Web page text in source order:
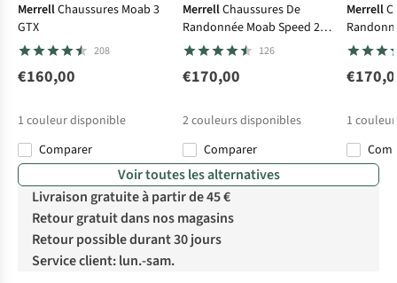
MerrellChaussures Moab 3
GTX
208
€160,00
1 couleur disponible
Comparer
MerrellChaussures De
Randonnée Moab Speed 2
GTX
126
€170,00
2couleurs disponibles
Comparer
Merrell
GTX
1
Voir toutes les alternatives
Livraison gratuite à partir de 45 €
Retour gratuit dans nos magasins
Retour possible durant 30 jours
Service client: lun.-sam.